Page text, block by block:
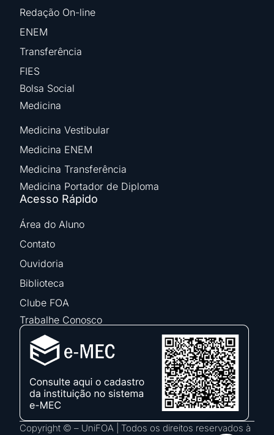
Redação On-line
ENEM
Transferência
FIES
Bolsa Social
Medicina
Medicina Vestibular
Medicina ENEM
Medicina Transferência
Medicina Portador de Diploma
Acesso Rápido
Área do Aluno
Contato
Ouvidoria
Biblioteca
Clube FOA
Trabalhe Conosco
Copyright © – UniFOA | Todos os direitos reservados à